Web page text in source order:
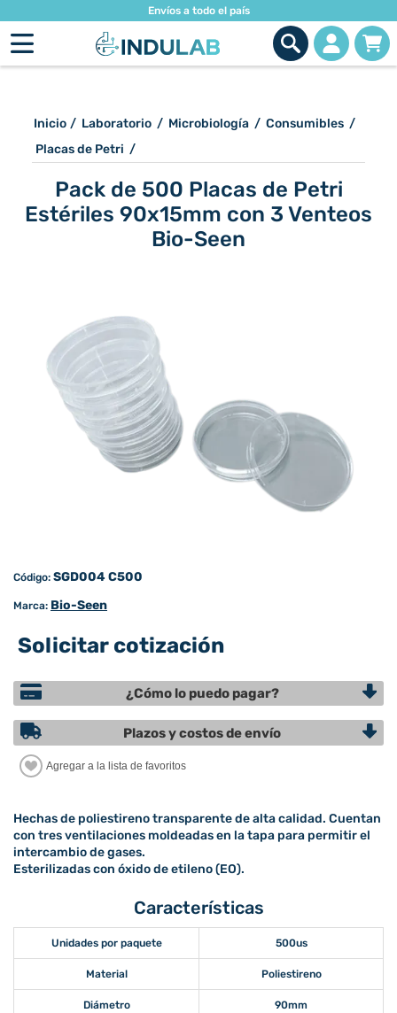
Envíos a todo el país
Inicio / Laboratorio / Microbiología / Consumibles /
Placas de Petri /
Pack de 500 Placas de Petri
Estériles 90x15mm con 3 Venteos
Bio-Seen
Código: SGD004 C500
Marca: Bio-Seen
Solicitar cotización
¿Cómo lo puedo pagar?
Plazos y costos de envío
Hechas de poliestireno transparente de alta calidad. Cuentan
con tres ventilaciones moldeadas en la tapa para permitir el
intercambio de gases.
Esterilizadas con óxido de etileno (EO).
Características
Unidades por paquete 500us
Material Poliestireno
Diámetro 90mm